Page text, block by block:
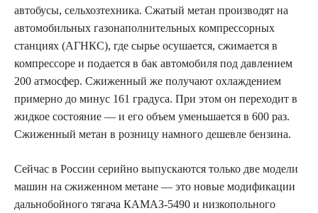
автобусы, сельхозтехника. Сжатый метан производят на
автомобильных газонаполнительных компрессорных
станциях (АГНКС), где сырье осушается, сжимается в
компрессоре и подается в бак автомобиля под давлением
200 атмосфер. Сжиженный же получают охлаждением
примерно до минус 161 градуса. При этом он переходит в
жидкое состояние — и его объем уменьшается в 600 раз.
Сжиженный метан в розницу намного дешевле бензина.
Сейчас в России серийно выпускаются только две модели
машин на сжиженном метане — это новые модификации
дальнобойного тягача КАМАЗ-5490 и низкопольного